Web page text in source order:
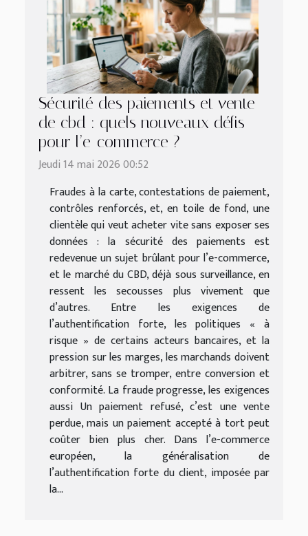
Sécurité des paiements et vente
de cbd : quels nouveaux défis
pour l’e-commerce ?
Jeudi 14 mai 2026 00:52
Fraudes à la carte, contestations de paiement,
contrôles renforcés, et, en toile de fond, une
clientèle qui veut acheter vite sans exposer ses
données : la sécurité des paiements est
redevenue un sujet brûlant pour l’e-commerce,
et le marché du CBD, déjà sous surveillance, en
ressent les secousses plus vivement que
d’autres. Entre les exigences de
l’authentification forte, les politiques « à
risque » de certains acteurs bancaires, et la
pression sur les marges, les marchands doivent
arbitrer, sans se tromper, entre conversion et
conformité. La fraude progresse, les exigences
aussi Un paiement refusé, c’est une vente
perdue, mais un paiement accepté à tort peut
coûter bien plus cher. Dans l’e-commerce
européen, la généralisation de
l’authentification forte du client, imposée par
la...